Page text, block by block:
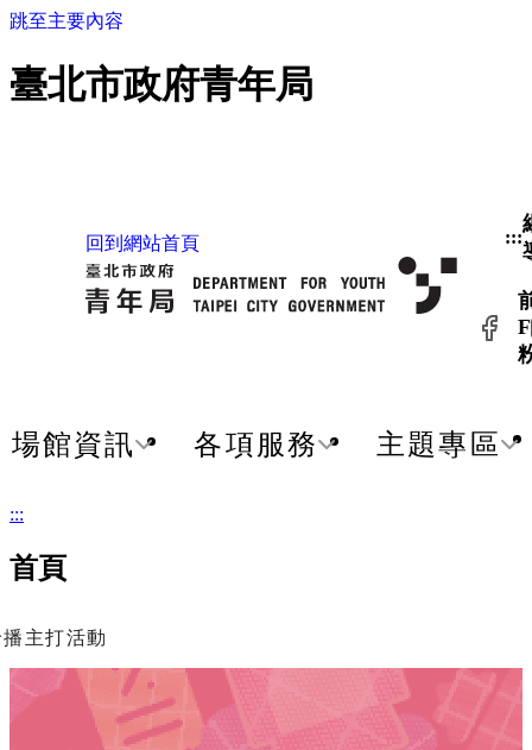
跳至主要內容
臺北市政府青年局
回到網站首頁 :::
場館資訊 各項服務 主題專區
:::
首頁
主打活動